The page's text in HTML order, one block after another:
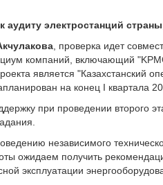
аудиту электростанций
, проверка идет
компаний, включающий
является "Казахстанский
на конец I квартала
при проведении второго
независимого
ожидаем получить
эксплуатации